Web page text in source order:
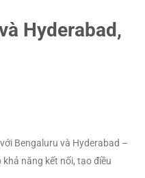
Hyderabad,
Bengaluru và Hyderabad –
năng kết nối, tạo điều